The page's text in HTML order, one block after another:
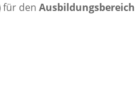
für den Ausbildungsbereich